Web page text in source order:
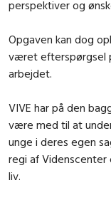
perspektiver og
Opgaven kan dog
været efterspørgsel
arbejdet.
VIVE har på den
være med til at
unge i deres egen
regi af
liv.